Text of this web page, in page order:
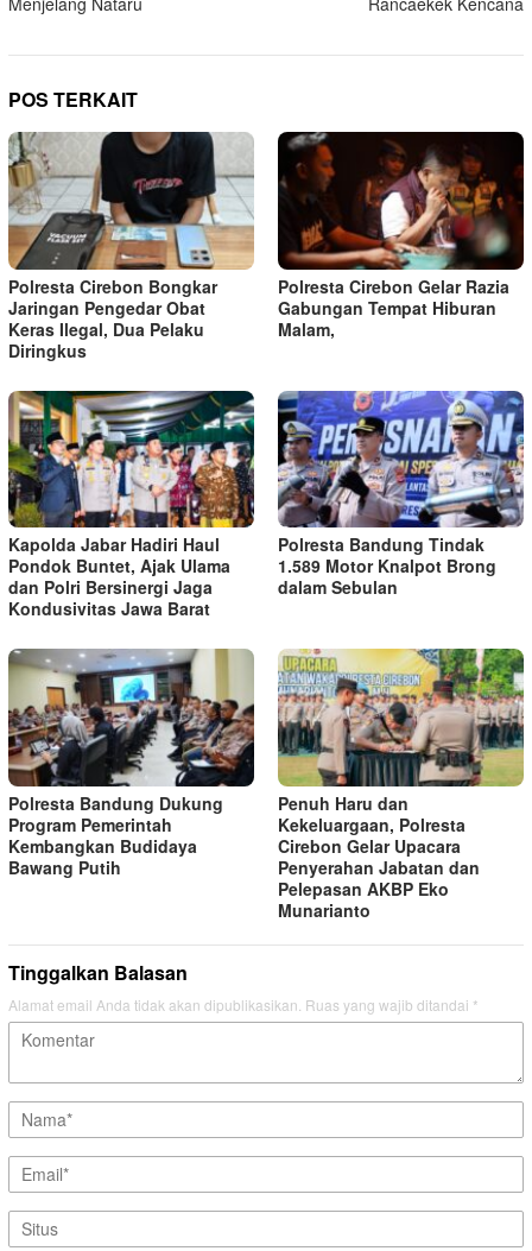
POS TERKAIT
Polresta Cirebon Bongkar
Jaringan Pengedar Obat
Keras Ilegal, Dua Pelaku
Diringkus
Polresta Cirebon Gelar Razia
Gabungan Tempat Hiburan
Malam,
Kapolda Jabar Hadiri Haul
Pondok Buntet, Ajak Ulama
dan Polri Bersinergi Jaga
Kondusivitas Jawa Barat
Polresta Bandung Tindak
1.589 Motor Knalpot Brong
dalam Sebulan
Polresta Bandung Dukung
Program Pemerintah
Kembangkan Budidaya
Bawang Putih
Penuh Haru dan
Kekeluargaan, Polresta
Cirebon Gelar Upacara
Penyerahan Jabatan dan
Pelepasan AKBP Eko
Munarianto
Tinggalkan Balasan
Alamat email Anda tidak akan dipublikasikan. Ruas yang wajib ditandai *